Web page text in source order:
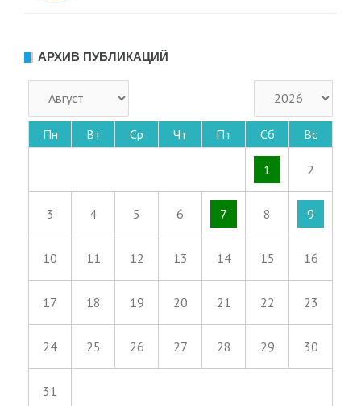
АРХИВ ПУБЛИКАЦИЙ
Пн Вт Ср Чт Пт Сб Вс
1 2
3 4 5 6 7 8 9
10 11 12 13 14 15 16
17 18 19 20 21 22 23
24 25 26 27 28 29 30
31